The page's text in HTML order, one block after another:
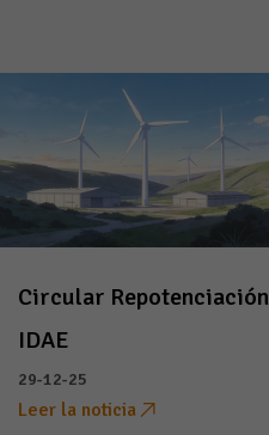
Circular Repotenciación
IDAE
29-12-25
Leer la noticia